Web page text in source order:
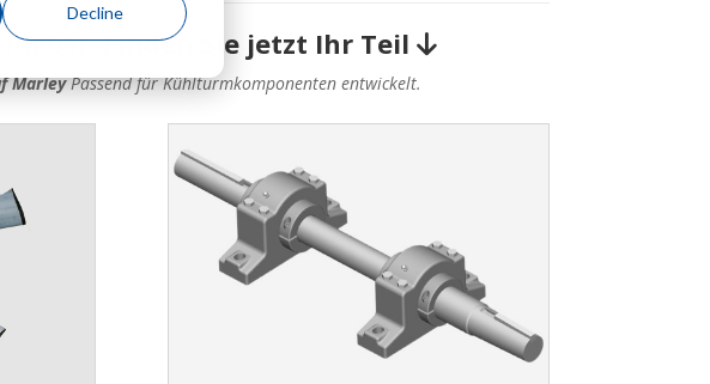
Decline
Finden Sie jetzt Ihr Teil
MarleyPassend für Kühlturmkomponenten entwickelt.